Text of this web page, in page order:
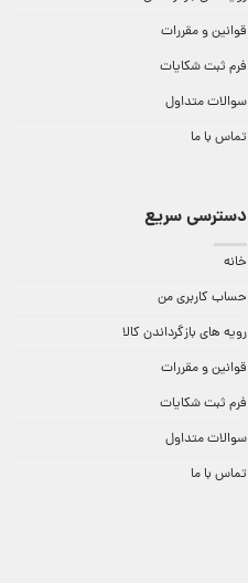
قوانین و مقررات
فرم ثبت شکایات
سوالات متداول
تماس با ما
دسترسی سریع
خانه
حساب کاربری من
رویه های بازگرداندن کالا
قوانین و مقررات
فرم ثبت شکایات
سوالات متداول
تماس با ما